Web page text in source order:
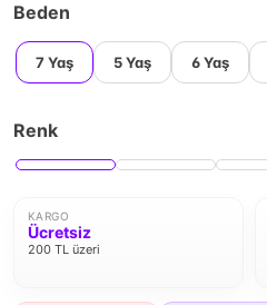
Beden
7 Yaş 5 Yaş 6 Yaş
Renk
KARGO
Ücretsiz
200 TL üzeri